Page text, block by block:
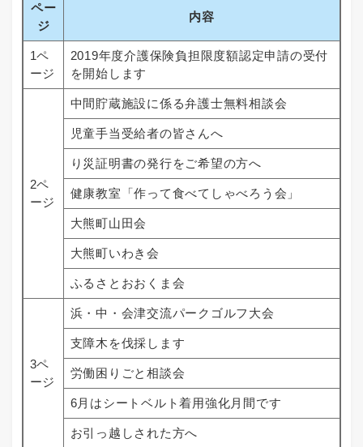
ペー
ジ
内容
1ペ
ージ
2019年度介護保険負担限度額認定申請の受付
を開始します
2ペ
ージ
中間貯蔵施設に係る弁護士無料相談会
児童手当受給者の皆さんへ
り災証明書の発行をご希望の方へ
健康教室「作って食べてしゃべろう会」
大熊町山田会
大熊町いわき会
ふるさとおおくま会
3ペ
ージ
浜・中・会津交流パークゴルフ大会
支障木を伐採します
労働困りごと相談会
6月はシートベルト着用強化月間です
お引っ越しされた方へ